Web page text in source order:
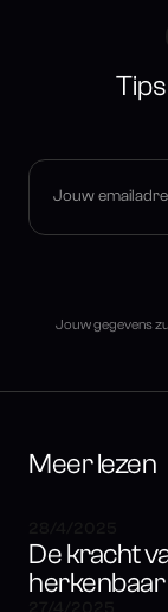
Jouw gegevens
Meer lezen
De kracht